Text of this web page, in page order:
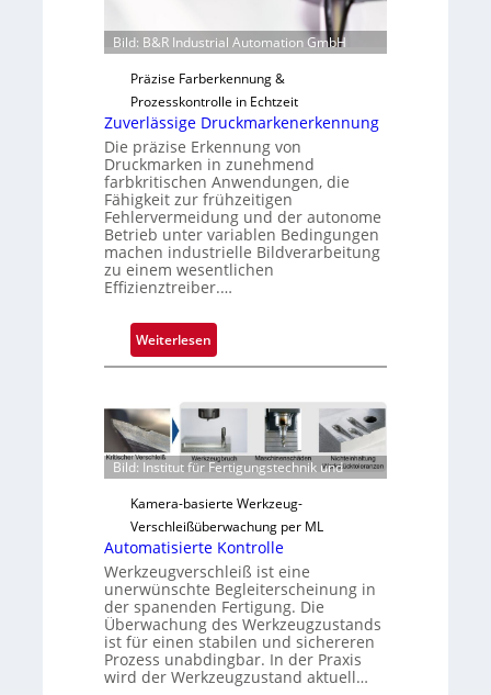
n
u
Bild: B&R Industrial Automation GmbH
Präzise Farberkennung &
Prozesskontrolle in Echtzeit
Zuverlässige Druckmarkenerkennung
Die präzise Erkennung von
Druckmarken in zunehmend
farbkritischen Anwendungen, die
Fähigkeit zur frühzeitigen
Fehlervermeidung und der autonome
Betrieb unter variablen Bedingungen
machen industrielle Bildverarbeitung
zu einem wesentlichen
Effizienztreiber.…
Weiterlesen:
Z
v
r
l
ä
s
s
i
g
e
D
r
u
Bild: Institut für Fertigungstechnik und
Kamera-basierte Werkzeug-
Verschleißüberwachung per ML
Automatisierte Kontrolle
Werkzeugverschleiß ist eine
unerwünschte Begleiterscheinung in
der spanenden Fertigung. Die
Überwachung des Werkzeugzustands
ist für einen stabilen und sichereren
Prozess unabdingbar. In der Praxis
wird der Werkzeugzustand aktuell…